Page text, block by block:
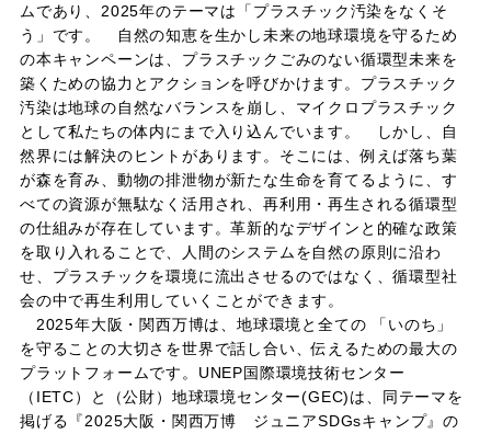
ムであり、2025年のテーマは「プラスチック汚染をなくそ
う」です。 自然の知恵を生かし未来の地球環境を守るため
の本キャンペーンは、プラスチックごみのない循環型未来を
築くための協力とアクションを呼びかけます。プラスチック
汚染は地球の自然なバランスを崩し、マイクロプラスチック
として私たちの体内にまで入り込んでいます。 しかし、自
然界には解決のヒントがあります。そこには、例えば落ち葉
が森を育み、動物の排泄物が新たな生命を育てるように、す
べての資源が無駄なく活用され、再利用・再生される循環型
の仕組みが存在しています。革新的なデザインと的確な政策
を取り入れることで、人間のシステムを自然の原則に沿わ
せ、プラスチックを環境に流出させるのではなく、循環型社
会の中で再生利用していくことができます。
2025年大阪・関西万博は、地球環境と全ての 「いのち」
を守ることの大切さを世界で話し合い、伝えるための最大の
プラットフォームです。UNEP国際環境技術センター
（IETC）と（公財）地球環境センター(GEC)は、同テーマを
掲げる『2025大阪・関西万博 ジュニアSDGsキャンプ』の